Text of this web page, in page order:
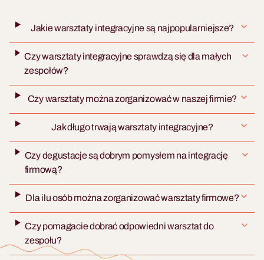
Jakie warsztaty integracyjne są najpopularniejsze?
Czy warsztaty integracyjne sprawdzą się dla małych
zespołów?
Czy warsztaty można zorganizować w naszej firmie?
Jak długo trwają warsztaty integracyjne?
Czy degustacje są dobrym pomysłem na integrację
firmową?
Dla ilu osób można zorganizować warsztaty firmowe?
Czy pomagacie dobrać odpowiedni warsztat do
zespołu?